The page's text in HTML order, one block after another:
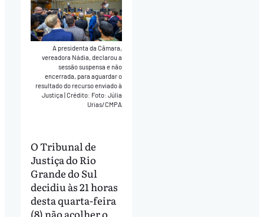
A presidenta da Câmara,
vereadora Nádia, declarou a
sessão suspensa e não
encerrada, para aguardar o
resultado do recurso enviado à
Justiça Crédito: Foto: Júlia
Urias/CMPA
O Tribunal de
Justiça do Rio
Grande do Sul
decidiu às 21 horas
desta quarta-feira
(8) não acolher o